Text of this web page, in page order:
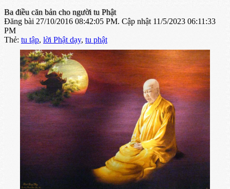
Ba điều căn bản cho người tu Phật
Đăng bài 27/10/2016 08:42:05 PM. Cập nhật 11/5/2023 06:11:33
PM
Thẻ: tu tập, lời Phật dạy, tu phật